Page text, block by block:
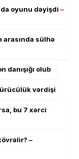
oyunu dəyişdi –
arasında sülhə
danışığı olub
vərdişi
bu 7 xərci
–